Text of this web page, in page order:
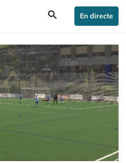
search En directe